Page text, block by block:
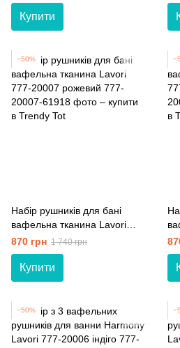
Купити
−50%
Набір рушників для бані
вафельна тканина Lavori
777-20007 рожевий
870 грн 1 740 грн
Купити
−50%